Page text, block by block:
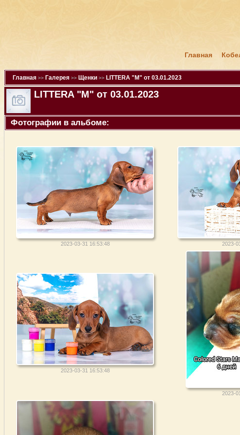
Главная
Главная >> Галерея >> Щенки >> LITTERA "M" от 03.01.2023
LITTERA "M" от 03.01.2023
Фотографии в альбоме:
2023-03-31 16:53:48 2023-
2023-03-31 16:53:48
2023-